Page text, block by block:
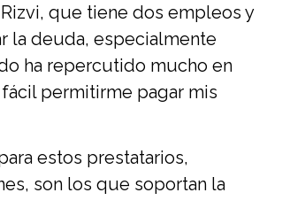
que tiene dos empleos y
la deuda, especialmente
ha repercutido mucho en
permitirme pagar mis
estos prestatarios,
son los que soportan la